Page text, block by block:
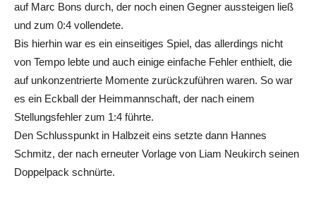
auf Marc Bons durch, der noch einen Gegner aussteigen ließ
und zum 0:4 vollendete.
Bis hierhin war es ein einseitiges Spiel, das allerdings nicht
von Tempo lebte und auch einige einfache Fehler enthielt, die
auf unkonzentrierte Momente zurückzuführen waren. So war
es ein Eckball der Heimmannschaft, der nach einem
Stellungsfehler zum 1:4 führte.
Den Schlusspunkt in Halbzeit eins setzte dann Hannes
Schmitz, der nach erneuter Vorlage von Liam Neukirch seinen
Doppelpack schnürte.